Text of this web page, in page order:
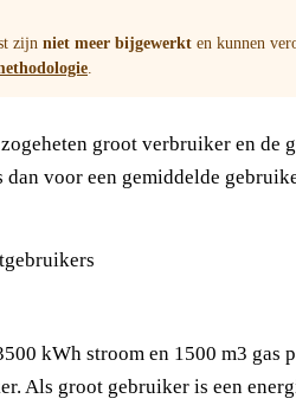
zijn niet meer bijgewerkt en kunnen
.
groot verbruiker en de
voor een gemiddelde
kWh stroom en 1500 m3 gas
Als groot gebruiker is een